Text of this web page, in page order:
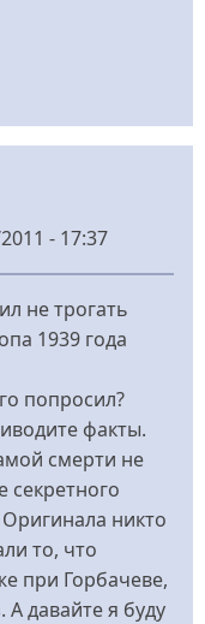
- 17:37
не трогать
1939 года
попросил?
факты.
смерти не
секретного
никто
то, что
при Горбачеве,
давайте я буду